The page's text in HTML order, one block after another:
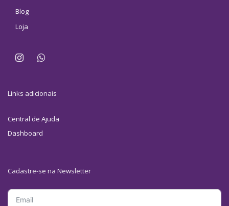
Blog
Loja
Links adicionais
Central de Ajuda
Dashboard
Cadastre-se na Newsletter